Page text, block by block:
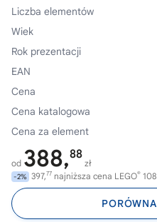
Liczba elementów
Wiek
Rok prezentacji
EAN
Cena
Cena katalogowa
Cena za element
od 388,88
zł
-2% 397,77 najniższa cena LEGO®